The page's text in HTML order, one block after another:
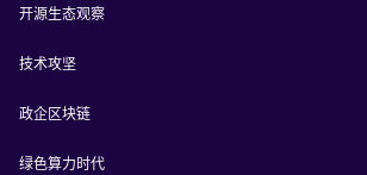
开源生态观察
技术攻坚
政企区块链
绿色算力时代